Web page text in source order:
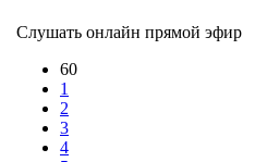
Слушать онлайн прямой эфир
60
1
2
3
4